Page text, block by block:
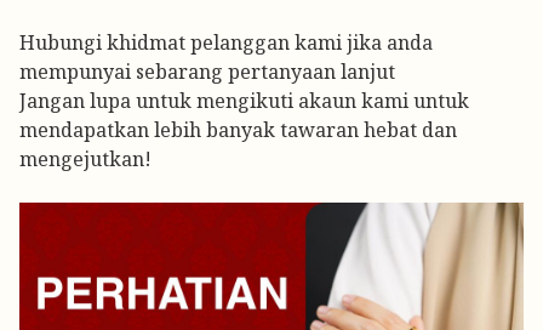
Hubungi khidmat pelanggan kami jika anda
mempunyai sebarang pertanyaan lanjut
Jangan lupa untuk mengikuti akaun kami untuk
mendapatkan lebih banyak tawaran hebat dan
mengejutkan!